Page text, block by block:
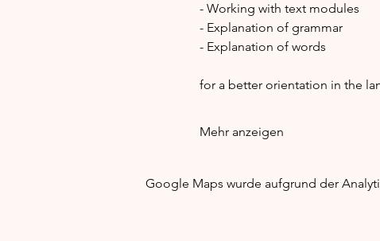
- Working with text modules
- Explanation of grammar
- Explanation of words
for a better orientation in the
Mehr anzeigen
Google Maps wurde aufgrund der